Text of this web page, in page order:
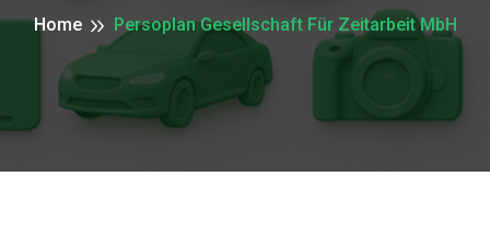
Home Persoplan Gesellschaft Für Zeitarbeit MbH